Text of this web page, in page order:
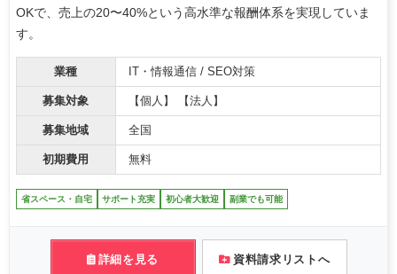
OKで、売上の20〜40%という高水準な報酬体系を実現していま
す。
業種 IT・情報通信 / SEO対策
募集対象 【個人】 【法人】
募集地域 全国
初期費用 無料
省スペース・自宅 サポート充実 初心者大歓迎 副業でも可能
詳細を見る 資料請求リストへ